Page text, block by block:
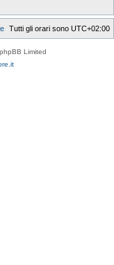
Tutti gli orari sono UTC+02:00
Limited